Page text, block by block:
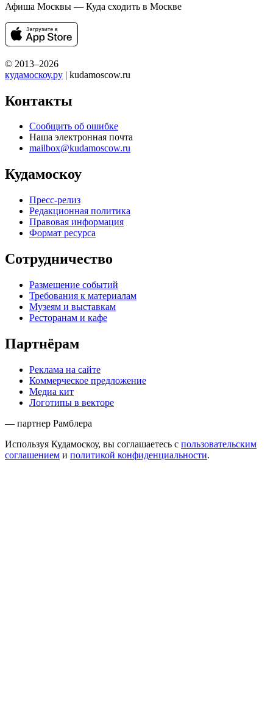
Афиша Москвы — Куда сходить в Москве
© 2013–2026
кудамоскоу.ру | kudamoscow.ru
Контакты
Сообщить об ошибке
Наша электронная почта
mailbox@kudamoscow.ru
Кудамоскоу
Пресс-релиз
Редакционная политика
Правовая информация
Формат ресурса
Сотрудничество
Размещение событий
Требования к материалам
Музеям и выставкам
Ресторанам и кафе
Партнёрам
Реклама на сайте
Коммерческое предложение
Медиа кит
Логотипы в векторе
— партнер Рамблера
Используя Кудамоскоу, вы соглашаетесь с пользовательским
соглашением и политикой конфиденциальности.